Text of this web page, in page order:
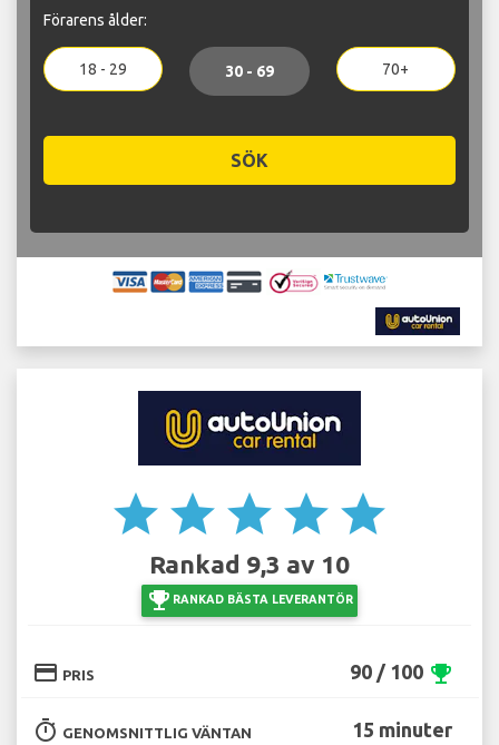
Förarens ålder:
18 - 29 30 - 69 70+
SÖK
star star star star star
Rankad 9,3 av 10
emoji_events RANKAD BÄSTA LEVERANTÖR
credit_card PRIS 90 / 100 emoji_events
timer GENOMSNITTLIG VÄNTAN 15 minuter